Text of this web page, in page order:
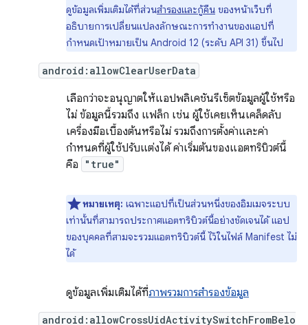
ดูข้อมูลเพิ่มเติมได้ที่ส่วนสำรองและกู้คืน ของหน้าเว็บที่
อธิบายการเปลี่ยนแปลงลักษณะการทำงานของแอปที่
กำหนดเป้าหมายเป็น Android 12 (ระดับ API 31) ขึ้นไป
android:allowClearUserData
เลือกว่าจะอนุญาตให้แอปพลิเคชันรีเซ็ตข้อมูลผู้ใช้หรือ
ไม่ ข้อมูลนี้รวมถึง แฟล็ก เช่น ผู้ใช้เคยเห็นเคล็ดลับ
เครื่องมือเบื้องต้นหรือไม่ รวมถึงการตั้งค่าและค่า
กำหนดที่ผู้ใช้ปรับแต่งได้ ค่าเริ่มต้นของแอตทริบิวต์นี้
คือ
"true"
หมายเหตุ: เฉพาะแอปที่เป็นส่วนหนึ่งของอิมเมจระบบ
เท่านั้นที่สามารถประกาศแอตทริบิวต์นี้อย่างชัดเจนได้ แอป
ของบุคคลที่สามจะรวมแอตทริบิวต์นี้ ไว้ในไฟล์ Manifest ไม่
ได้
ดูข้อมูลเพิ่มเติมได้ที่ภาพรวมการสำรองข้อมูล
android:allowCrossUidActivitySwitchFromBelo